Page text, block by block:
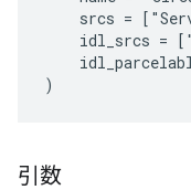
srcs =
idl_srcs =
引数